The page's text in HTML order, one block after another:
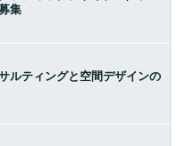
集
ルティングと空間デザインの